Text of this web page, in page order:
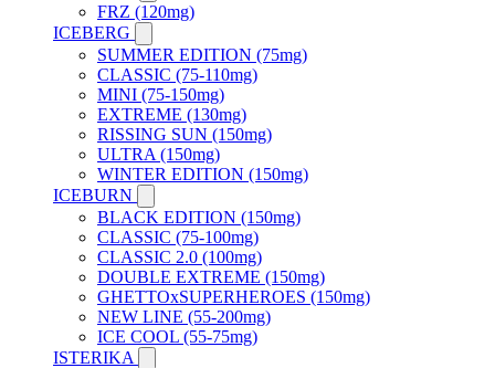
FRZ (120mg)
ICEBERG
SUMMER EDITION (75mg)
CLASSIC (75-110mg)
MINI (75-150mg)
EXTREME (130mg)
RISSING SUN (150mg)
ULTRA (150mg)
WINTER EDITION (150mg)
ICEBURN
BLACK EDITION (150mg)
CLASSIC (75-100mg)
CLASSIC 2.0 (100mg)
DOUBLE EXTREME (150mg)
GHETTOxSUPERHEROES (150mg)
NEW LINE (55-200mg)
ICE COOL (55-75mg)
ISTERIKA